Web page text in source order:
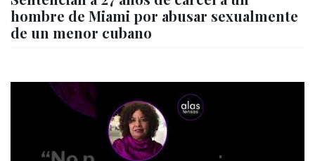
hombre de Miami por abusar sexualmente
de un menor cubano